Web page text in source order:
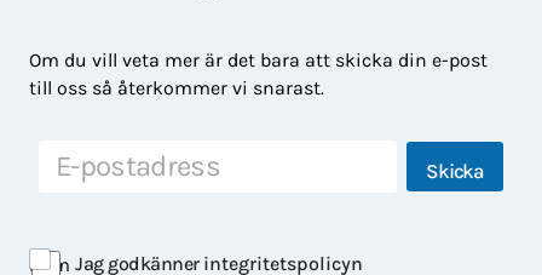
Om du vill veta mer är det bara att skicka din e-post
till oss så återkommer vi snarast.
s
t
t
Jag godkänner integritetspolicyn
Skicka
Hem